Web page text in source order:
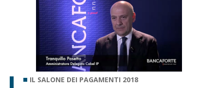
IL SALONE DEI PAGAMENTI 2018